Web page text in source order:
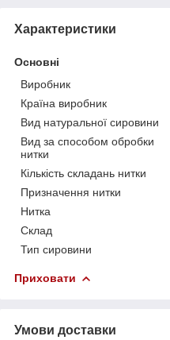
Характеристики
Основні
Виробник
Країна виробник
Вид натуральної сировини
Вид за способом обробки
нитки
Кількість складань нитки
Призначення нитки
Нитка
Склад
Тип сировини
Приховати
Умови доставки